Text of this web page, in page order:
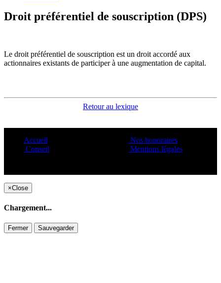
Droit préférentiel de souscription (DPS)
Le droit préférentiel de souscription est un droit accordé aux
actionnaires existants de participer à une augmentation de capital.
Retour au lexique
Accueil
Conseil
Nos honoraires
Mentions légales
×Close
Chargement...
Fermer Sauvegarder